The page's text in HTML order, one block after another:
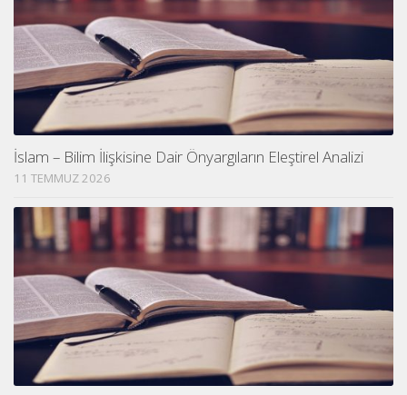
İslam – Bilim İlişkisine Dair Önyargıların Eleştirel Analizi
11 TEMMUZ 2026